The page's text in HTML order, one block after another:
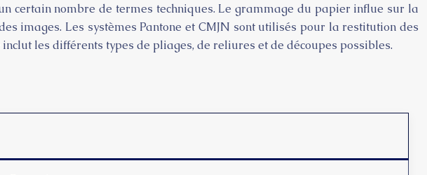
certain nombre de termes techniques. Le grammage du papier influe sur la
images. Les systèmes Pantone et CMJN sont utilisés pour la restitution des
les différents types de pliages, de reliures et de découpes possibles.